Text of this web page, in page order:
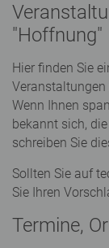
"Hoffnung"
Hier finden Sie
Wenn Ihnen
bekannt sich,
schreiben Sie
Sollten Sie auf
Sie Ihren
Termine,